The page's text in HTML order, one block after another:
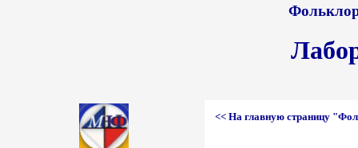
<< На главную страницу